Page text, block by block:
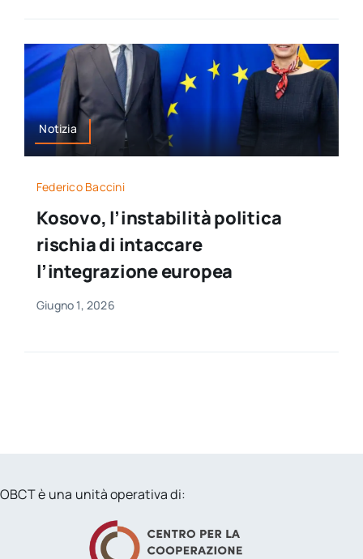
Notizia
Federico Baccini
Kosovo, l’instabilità politica
rischia di intaccare
l’integrazione europea
Giugno 1, 2026
OBCT è una unità operativa di: